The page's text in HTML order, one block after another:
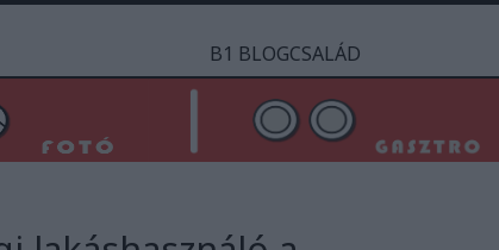
B1 BLOGCSALÁD